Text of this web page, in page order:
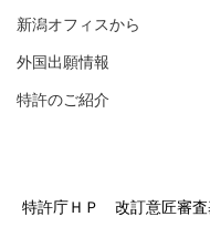
新潟オフィスから
外国出願情報
特許のご紹介
特許庁ＨＰ　改訂意匠審